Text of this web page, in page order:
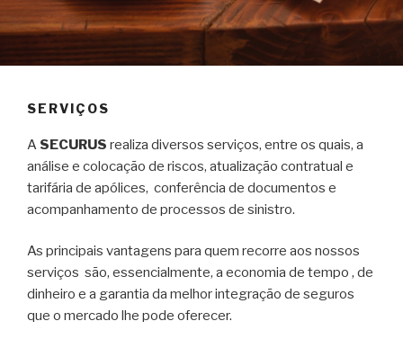
SERVIÇOS
A SECURUS realiza diversos serviços, entre os quais, a
análise e colocação de riscos, atualização contratual e
tarifária de apólices, conferência de documentos e
acompanhamento de processos de sinistro.
As principais vantagens para quem recorre aos nossos
serviços são, essencialmente, a economia de tempo , de
dinheiro e a garantia da melhor integração de seguros
que o mercado lhe pode oferecer.